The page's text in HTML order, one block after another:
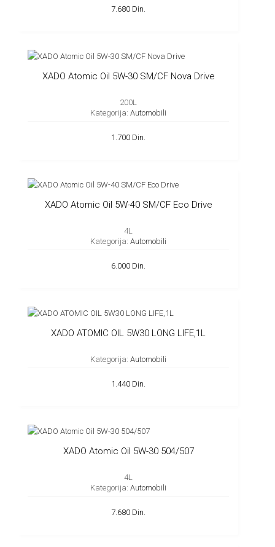
7.680 Din.
XADO Atomic Oil 5W-30 SM/CF Nova Drive
200L
Kategorija: Automobili
1.700 Din.
XADO Atomic Oil 5W-40 SM/CF Eco Drive
4L
Kategorija: Automobili
6.000 Din.
XADO ATOMIC OIL 5W30 LONG LIFE,1L
Kategorija: Automobili
1.440 Din.
XADO Atomic Oil 5W-30 504/507
4L
Kategorija: Automobili
7.680 Din.